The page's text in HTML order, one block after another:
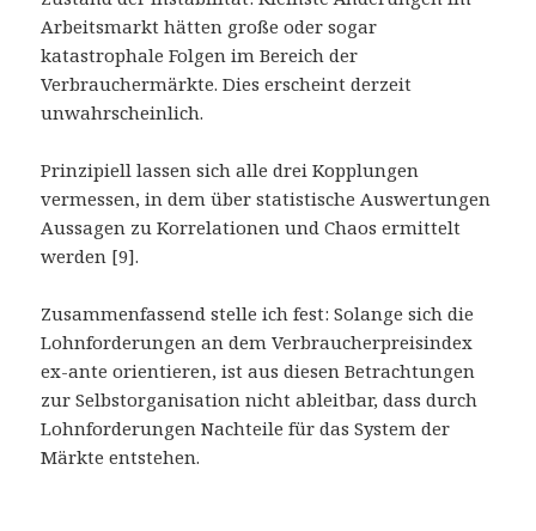
Arbeitsmarkt hätten große oder sogar
katastrophale Folgen im Bereich der
Verbrauchermärkte. Dies erscheint derzeit
unwahrscheinlich.
Prinzipiell lassen sich alle drei Kopplungen
vermessen, in dem über statistische Auswertungen
Aussagen zu Korrelationen und Chaos ermittelt
werden [9].
Zusammenfassend stelle ich fest: Solange sich die
Lohnforderungen an dem Verbraucherpreisindex
ex-ante orientieren, ist aus diesen Betrachtungen
zur Selbstorganisation nicht ableitbar, dass durch
Lohnforderungen Nachteile für das System der
Märkte entstehen.